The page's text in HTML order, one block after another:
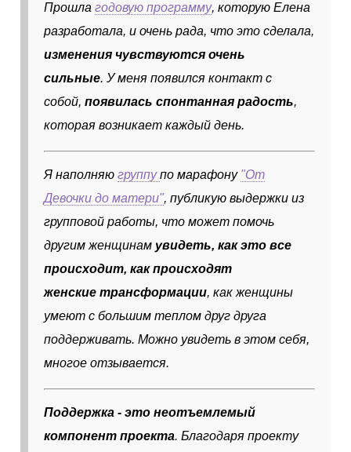
Прошла годовую программу, которую Елена
разработала, и очень рада, что это сделала,
изменения чувствуются очень
сильные. У меня появился контакт с
собой, появилась спонтанная радость,
которая возникает каждый день.
Я наполняю группупо марафону "От
Девочки до матери", публикую выдержки из
групповой работы, что может помочь
другим женщинам увидеть, как это все
происходит, как происходят
женские трансформации, как женщины
умеют с большим теплом друг друга
поддерживать. Можно увидеть в этом себя,
многое отзывается.
Поддержка - это неотъемлемый
компонент проекта. Благодаря проекту